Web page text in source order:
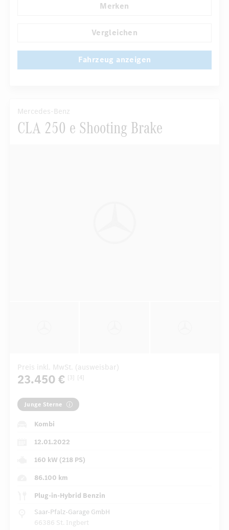
Reifendruckkontrolle
Merken
Vergleichen
Fahrzeug anzeigen
Mercedes-Benz
CLA 250 e Shooting Brake
Preis inkl. MwSt. (ausweisbar)
23.450 € [3] [4]
Junge Sterne
Kombi
12.01.2022
160 kW (218 PS)
86.100 km
Plug-in-Hybrid Benzin
Saar-Pfalz-Garage GmbH
66386 St. Ingbert